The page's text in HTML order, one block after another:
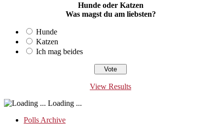
Hunde oder Katzen
Was magst du am liebsten?
Hunde
Katzen
Ich mag beides
View Results
Loading ...
Polls Archive